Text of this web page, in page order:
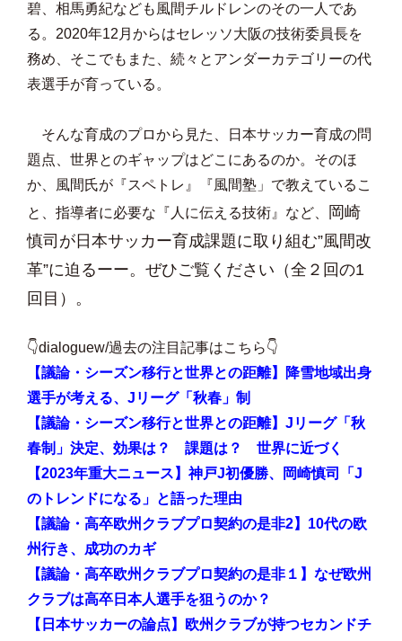
碧、相馬勇紀なども風間チルドレンのその一人であ
る。2020年12月からはセレッソ大阪の技術委員長を
務め、そこでもまた、続々とアンダーカテゴリーの代
表選手が育っている。
そんな育成のプロから見た、日本サッカー育成の問
題点、世界とのギャップはどこにあるのか。そのほ
か、風間氏が『スペトレ』『風間塾」で教えているこ
と、指導者に必要な『人に伝える技術』など、
岡崎
慎司が日本サッカー育成課題に取り組む”風間改
革”に迫るーー。ぜひご覧ください（全２回の1
回目）。
👇dialoguew/過去の注目記事はこちら👇
【議論・シーズン移行と世界との距離】降雪地域出身
選手が考える、Jリーグ「秋春」制
【議論・シーズン移行と世界との距離】Jリーグ「秋
春制」決定、効果は？ 課題は？ 世界に近づく
【2023年重大ニュース】神戸J初優勝、岡崎慎司「J
のトレンドになる」と語った理由
【議論・高卒欧州クラブプロ契約の是非2】10代の欧
州行き、成功のカギ
【議論・高卒欧州クラブプロ契約の是非１】なぜ欧州
クラブは高卒日本人選手を狙うのか？
【日本サッカーの論点】欧州クラブが持つセカンドチ